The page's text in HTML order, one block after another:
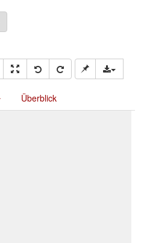
Überblick